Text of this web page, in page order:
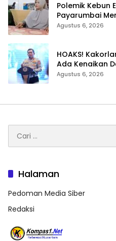
Polemik Kebun
Payarumbai
Dikelola
Agustus 6, 2026
HOAKS!
Ada Kenaikan
Tilang Manual
Agustus 6, 2026
untuk:
Halaman
Pedoman Media Siber
Redaksi